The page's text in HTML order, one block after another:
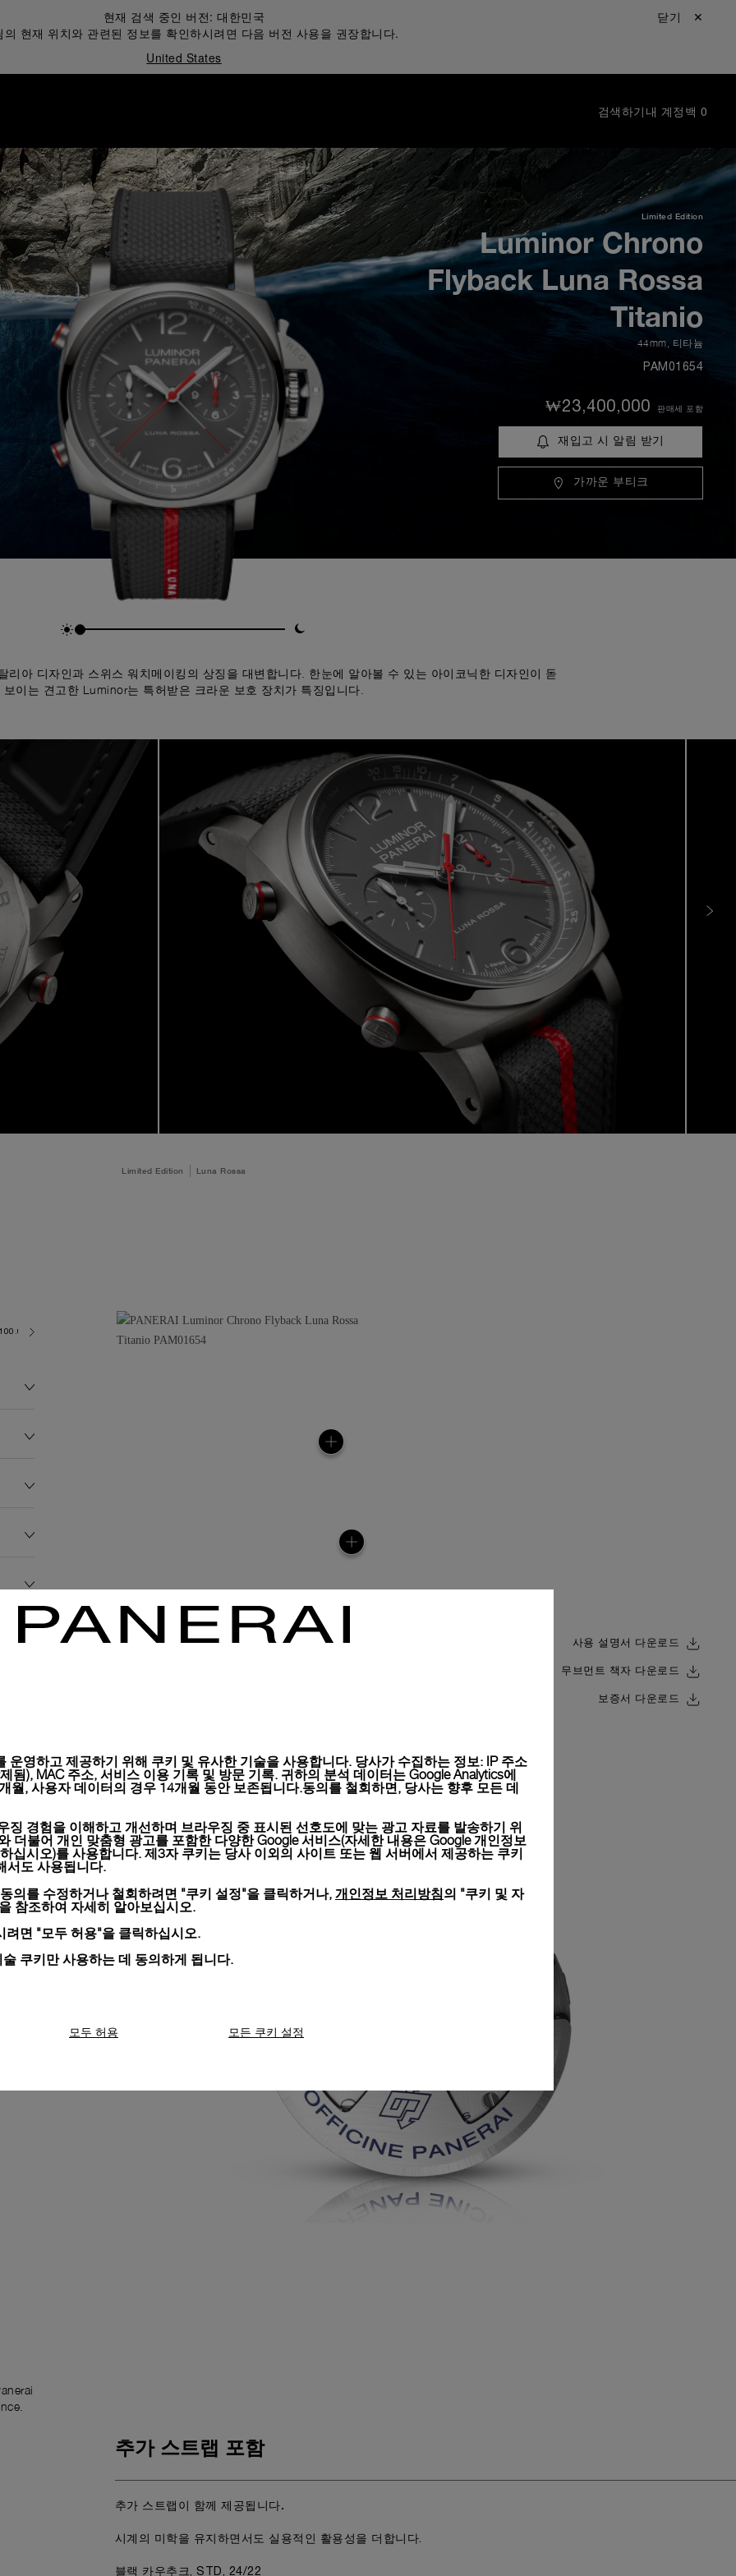
현재 검색 중인 버전:대한민국
의 현재 위치와 관련된 정보를 확인하시려면 다음 버전 사용을 권장합니다.
United States
닫기 ✕
검색하기 내 계정 백 0
Limited Edition
Luminor Chrono
Flyback Luna Rossa
Titanio
44mm 티타늄
PAM01654
₩23,400,000 판매세 포함
재입고 시 알림 받기
가까운 부티크
리아 디자인과 스위스 워치메이킹의 상징을 대변합니다. 한눈에 알아볼 수 있는 아이코닉한 디자인이 돋
보이는 견고한 Luminor는 특허받은 크라운 보호 장치가 특징입니다.
Limited Edition Luna Rossa
metres)
사용 설명서 다운로드
무브먼트 책자 다운로드
보증서 다운로드
의 크로노그래프
씩 점프하는 센트럴
라이백 기능이 장
를 거치지 않고도
수 있습니다. 이 기
로 제어됩니다.
추가 스트랩 포함
추가 스트랩이 함께 제공됩니다.
시계의 미학을 유지하면서도 실용적인 활용성을 더합니다.
블랙 카우추크, STD, 24/22
운영하고 제공하기 위해 쿠키 및 유사한 기술을 사용합니다. 당사가 수집하는 정보: IP 주소
됨), MAC 주소, 서비스 이용 기록 및 방문 기록. 귀하의 분석 데이터는 Google Analytics에
월, 사용자 데이터의 경우 14개월 동안 보존됩니다.동의를 철회하면, 당사는 향후 모든 데
징 경험을 이해하고 개선하며 브라우징 중 표시된 선호도에 맞는 광고 자료를 발송하기 위
더불어 개인 맞춤형 광고를 포함한 다양한 Google 서비스(자세한 내용은 Google 개인정보
십시오)를 사용합니다. 제3자 쿠키는 당사 이외의 사이트 또는 웹 서버에서 제공하는 쿠키
서도 사용됩니다.
의를 수정하거나 철회하려면 "쿠키 설정"을 클릭하거나, 개인정보 처리방침의 "쿠키 및 자
참조하여 자세히 알아보십시오.
려면 "모두 허용"을 클릭하십시오.
쿠키만 사용하는 데 동의하게 됩니다.
모두 허용 모든 쿠키 설정